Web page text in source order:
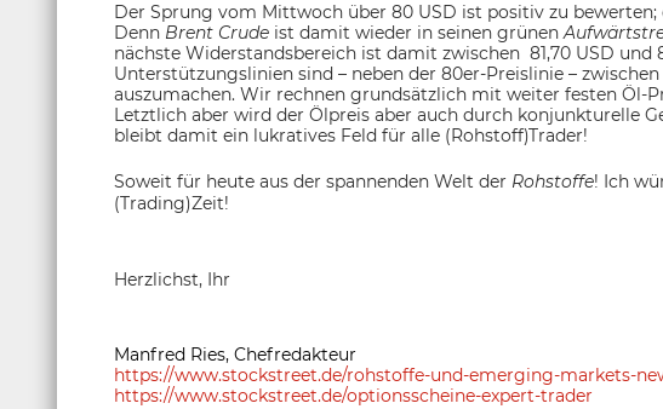
Der Sprung vom Mittwoch über 80 USD ist positiv zu bewerten;
Denn Brent Crude ist damit wieder in seinen grünen
nächste Widerstandsbereich ist damit zwischen 81,70 USD und
Unterstützungslinien sind – neben der 80er-Preislinie – zwischen
auszumachen. Wir rechnen grundsätzlich mit weiter festen Öl-
Letztlich aber wird der Ölpreis aber auch durch konjunkturelle
bleibt damit ein lukratives Feld für alle (Rohstoff)Trader!
Soweit für heute aus der spannenden Welt der Rohstoffe! Ich
(Trading)Zeit!
Herzlichst, Ihr
Manfred Ries, Chefredakteur
https://www.stockstreet.de/rohstoffe-und-emerging-markets-
https://www.stockstreet.de/optionsscheine-expert-trader